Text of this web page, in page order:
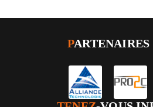
PARTENAIRES